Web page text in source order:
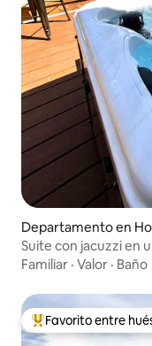
Departamento en
Suite con jacuzzi en
Familiar · Valor · Baño
De los mejores en
Favorito entre